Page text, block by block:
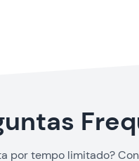
por tempo limitado?